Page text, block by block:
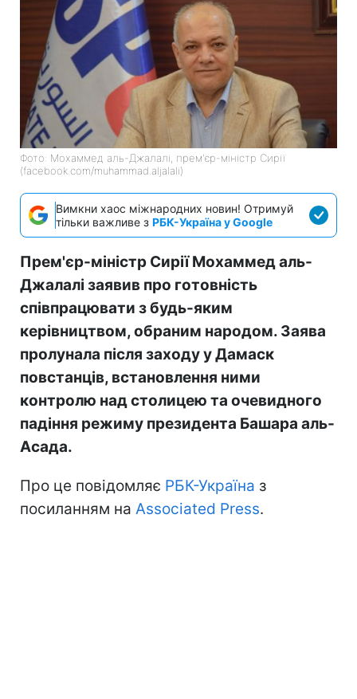
Фото: Мохаммед аль-Джалалі, прем'єр-міністр Сирії
(facebook.com/muhammad.aljalali)
Вимкни хаос міжнародних новин! Отримуй
тільки важливе з РБК-Україна у Google
Прем'єр-міністр Сирії Мохаммед аль-
Джалалі заявив про готовність
співпрацювати з будь-яким
керівництвом, обраним народом. Заява
пролунала після заходу у Дамаск
повстанців, встановлення ними
контролю над столицею та очевидного
падіння режиму президента Башара аль-
Асада.
Про це повідомляє РБК-Україна з
посиланням на Associated Press.